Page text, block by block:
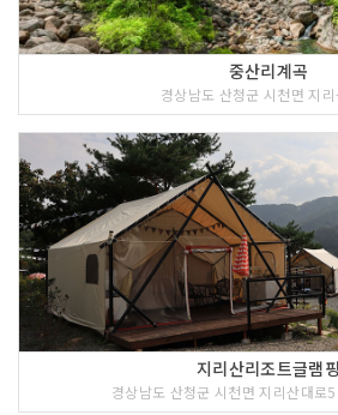
중산리계곡
경상남도 산청군 시천면 지
지리산리조트글램핑
경상남도 산청군 시천면 지리산대